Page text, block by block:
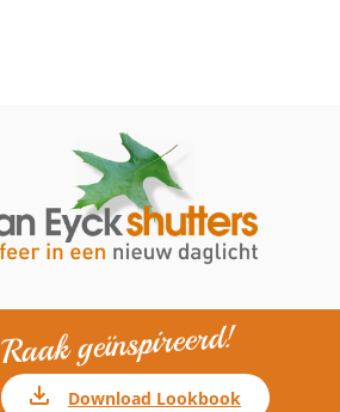
Raak geïnspireerd!
Download Lookbook